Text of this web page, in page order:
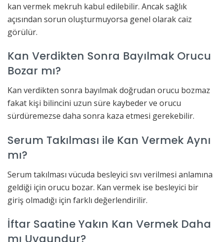
kan vermek mekruh kabul edilebilir. Ancak sağlık
açısından sorun oluşturmuyorsa genel olarak caiz
görülür.
Kan Verdikten Sonra Bayılmak Orucu
Bozar mı?
Kan verdikten sonra bayılmak doğrudan orucu bozmaz
fakat kişi bilincini uzun süre kaybeder ve orucu
sürdüremezse daha sonra kaza etmesi gerekebilir.
Serum Takılması ile Kan Vermek Aynı
mı?
Serum takılması vücuda besleyici sıvı verilmesi anlamına
geldiği için orucu bozar. Kan vermek ise besleyici bir
giriş olmadığı için farklı değerlendirilir.
İftar Saatine Yakın Kan Vermek Daha
mı Uygundur?